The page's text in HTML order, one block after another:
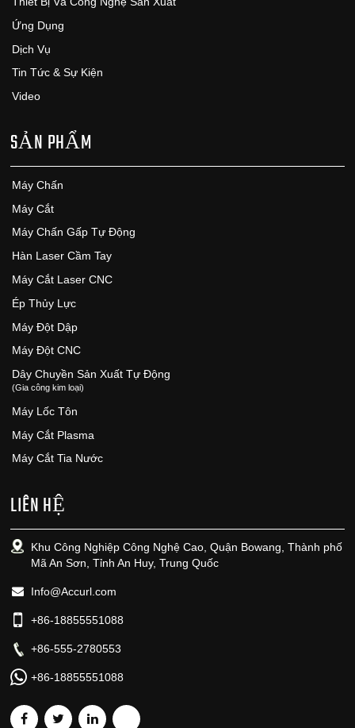
Ứng Dụng
Dịch Vụ
Tin Tức & Sự Kiện
Video
SẢN PHẨM
Máy Chấn
Máy Cắt
Máy Chấn Gấp Tự Động
Hàn Laser Cầm Tay
Máy Cắt Laser CNC
Ép Thủy Lực
Máy Đột Dập
Máy Đột CNC
Dây Chuyền Sản Xuất Tự Động
(Gia công kim loại)
Máy Lốc Tôn
Máy Cắt Plasma
Máy Cắt Tia Nước
LIÊN HỆ
Khu Công Nghiệp Công Nghệ Cao, Quận Bowang, Thành phố
Mã An Sơn, Tỉnh An Huy, Trung Quốc
Info@Accurl.com
+86-18855551088
+86-555-2780553
+86-18855551088